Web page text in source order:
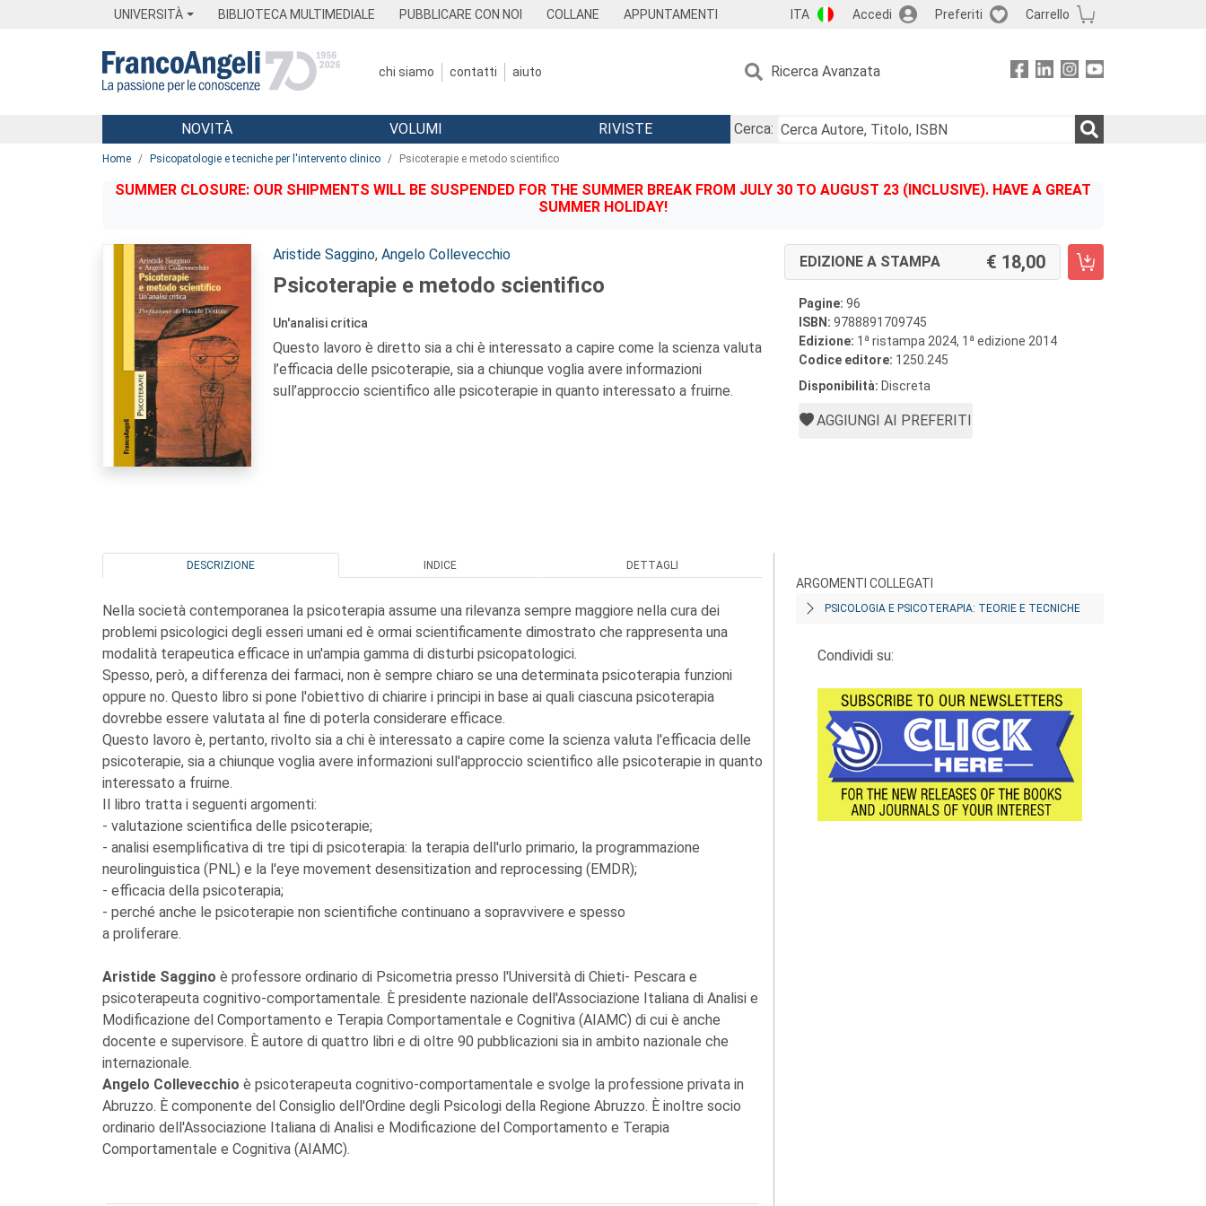
UNIVERSITÀ BIBLIOTECA MULTIMEDIALE PUBBLICARE CON NOI COLLANE APPUNTAMENTI ITA Accedi Preferiti Carrello
chi siamo contatti aiuto Ricerca Avanzata
Menu
NOVITÀ VOLUMI RIVISTE
Cerca:
Home Psicopatologie e tecniche per l'intervento clinico Psicoterapie e metodo scientifico
SUMMER CLOSURE: OUR SHIPMENTS WILL BE SUSPENDED FOR THE SUMMER BREAK FROM JULY 30 TO AUGUST 23 (INCLUSIVE). HAVE A GREAT
SUMMER HOLIDAY!
Autori:
Aristide Saggino, Angelo Collevecchio
Psicoterapie e metodo scientifico
Un'analisi critica
Questo lavoro è diretto sia a chi è interessato a capire come la scienza valuta
l’efficacia delle psicoterapie, sia a chiunque voglia avere informazioni
sull’approccio scientifico alle psicoterapie in quanto interessato a fruirne.
EDIZIONE A STAMPA 18,00
Pagine: 96
ISBN: 9788891709745
Edizione: 1 a ristampa 2024, 1 a edizione 2014
Codice editore: 1250.245
Disponibilità: Discreta
AGGIUNGI AI PREFERITI
DESCRIZIONE INDICE DETTAGLI
Nella società contemporanea la psicoterapia assume una rilevanza sempre maggiore nella cura dei
problemi psicologici degli esseri umani ed è ormai scientificamente dimostrato che rappresenta una
modalità terapeutica efficace in un'ampia gamma di disturbi psicopatologici.
Spesso, però, a differenza dei farmaci, non è sempre chiaro se una determinata psicoterapia funzioni
oppure no. Questo libro si pone l'obiettivo di chiarire i principi in base ai quali ciascuna psicoterapia
dovrebbe essere valutata al fine di poterla considerare efficace.
Questo lavoro è, pertanto, rivolto sia a chi è interessato a capire come la scienza valuta l'efficacia delle
psicoterapie, sia a chiunque voglia avere informazioni sull'approccio scientifico alle psicoterapie in quanto
interessato a fruirne.
Il libro tratta i seguenti argomenti:
- valutazione scientifica delle psicoterapie;
- analisi esemplificativa di tre tipi di psicoterapia: la terapia dell'urlo primario, la programmazione
neurolinguistica (PNL) e la l'eye movement desensitization and reprocessing (EMDR);
- efficacia della psicoterapia;
- perché anche le psicoterapie non scientifiche continuano a sopravvivere e spesso
a proliferare.
Aristide Saggino è professore ordinario di Psicometria presso l'Università di Chieti- Pescara e
psicoterapeuta cognitivo-comportamentale. È presidente nazionale dell'Associazione Italiana di Analisi e
Modificazione del Comportamento e Terapia Comportamentale e Cognitiva (AIAMC) di cui è anche
docente e supervisore. È autore di quattro libri e di oltre 90 pubblicazioni sia in ambito nazionale che
internazionale.
Angelo Collevecchio è psicoterapeuta cognitivo-comportamentale e svolge la professione privata in
Abruzzo. È componente del Consiglio dell'Ordine degli Psicologi della Regione Abruzzo. È inoltre socio
ordinario dell'Associazione Italiana di Analisi e Modificazione del Comportamento e Terapia
Comportamentale e Cognitiva (AIAMC).
ARGOMENTI COLLEGATI
PSICOLOGIA E PSICOTERAPIA: TEORIE E TECNICHE
Condividi su: